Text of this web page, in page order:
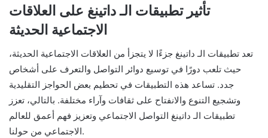
تأثير تطبيقات الـ داتينغ على العلاقات
الاجتماعية الحديثة
تعد تطبيقات الـ داتينغ جزءًا لا يتجزأ من العلاقات الاجتماعية الحديثة،
حيث تلعب دورًا في توسيع دوائر التواصل والتعرف على أشخاص
جدد. تساعد هذه التطبيقات في تحطيم بعض الحواجز التقليدية
وتشجيع التنوع والانفتاح على ثقافات وآراء مختلفة. بالتالي، تعزز
تطبيقات الـ داتينغ التواصل الاجتماعي وتعزيز فهم أعمق للعالم
الاجتماعي من حولنا.